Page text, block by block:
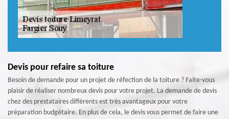
Devis pour refaire sa toiture
Besoin de demande pour un projet de réfection de la toiture ? Faite-vous
plaisir de réaliser nombreux devis pour votre projet. La demande de devis
chez des prestataires différents est très avantageux pour votre
préparation budgétaire. En plus de cela, le devis vous permet de faire une